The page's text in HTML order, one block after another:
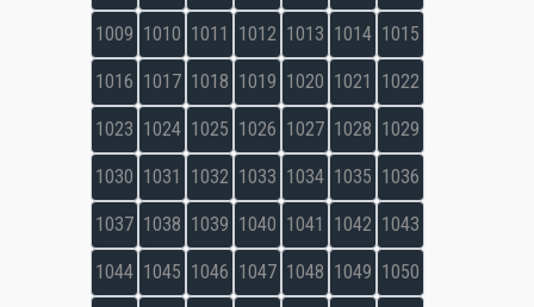
1009 1010 1011 1012 1013 1014 1015
1016 1017 1018 1019 1020 1021 1022
1023 1024 1025 1026 1027 1028 1029
1030 1031 1032 1033 1034 1035 1036
1037 1038 1039 1040 1041 1042 1043
1044 1045 1046 1047 1048 1049 1050